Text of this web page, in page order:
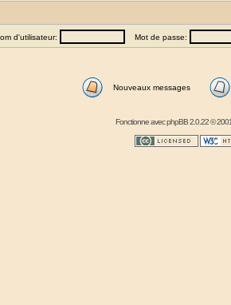
d'utilisateur: Mot de passe:
Nouveaux messages
Fonctionne avecphpBB2.0.22 ©